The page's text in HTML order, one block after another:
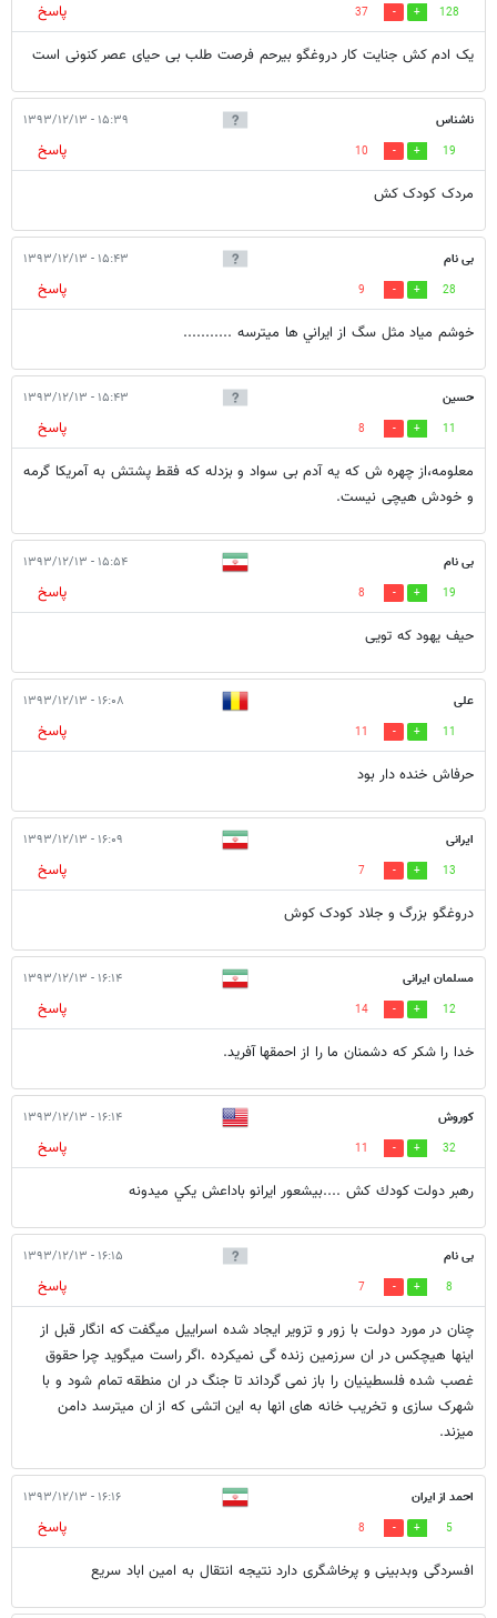
128
37
پاسخ
یک ادم کش جنایت کار دروغگو بیرحم فرصت طلب بی حیای عصر کنونی است
ناشناس ۱۵:۳۹ - ۱۳۹۳/۱۲/۱۳
19
10
پاسخ
مردک کودک کش
بی نام ۱۵:۴۳ - ۱۳۹۳/۱۲/۱۳
28
9
پاسخ
خوشم مياد مثل سگ از ايراني ها ميترسه ...........
حسین ۱۵:۴۳ - ۱۳۹۳/۱۲/۱۳
11
8
پاسخ
معلومه،از چهره ش که یه آدم بی سواد و بزدله که فقط پشتش به آمریکا گرمه
و خودش هیچی نیست.
بی نام ۱۵:۵۴ - ۱۳۹۳/۱۲/۱۳
19
8
پاسخ
حیف یهود که تویی
علی ۱۶:۰۸ - ۱۳۹۳/۱۲/۱۳
11
11
پاسخ
حرفاش خنده دار بود
ایرانی ۱۶:۰۹ - ۱۳۹۳/۱۲/۱۳
13
7
پاسخ
دروغگو بزرگ و جلاد کودک کوش
مسلمان ایرانی ۱۶:۱۴ - ۱۳۹۳/۱۲/۱۳
12
14
پاسخ
خدا را شکر که دشمنان ما را از احمقها آفرید.
كوروش ۱۶:۱۴ - ۱۳۹۳/۱۲/۱۳
32
11
پاسخ
رهبر دولت كودك كش ....بيشعور ايرانو باداعش يكي ميدونه
بی نام ۱۶:۱۵ - ۱۳۹۳/۱۲/۱۳
8
7
پاسخ
چنان در مورد دولت با زور و تزویر ایجاد شده اسراییل میگفت که انگار قبل از
اینها هیچکس در ان سرزمین زنده گی نمیکرده .اگر راست میگوید چرا حقوق
غصب شده فلسطینیان را باز نمی گرداند تا جنگ در ان منطقه تمام شود و با
شهرک سازی و تخریب خانه های انها به این اتشی که از ان میترسد دامن
میزند.
احمد از ایران ۱۶:۱۶ - ۱۳۹۳/۱۲/۱۳
5
8
پاسخ
افسردگی وبدبینی و پرخاشگری دارد نتیجه انتقال به امین اباد سریع